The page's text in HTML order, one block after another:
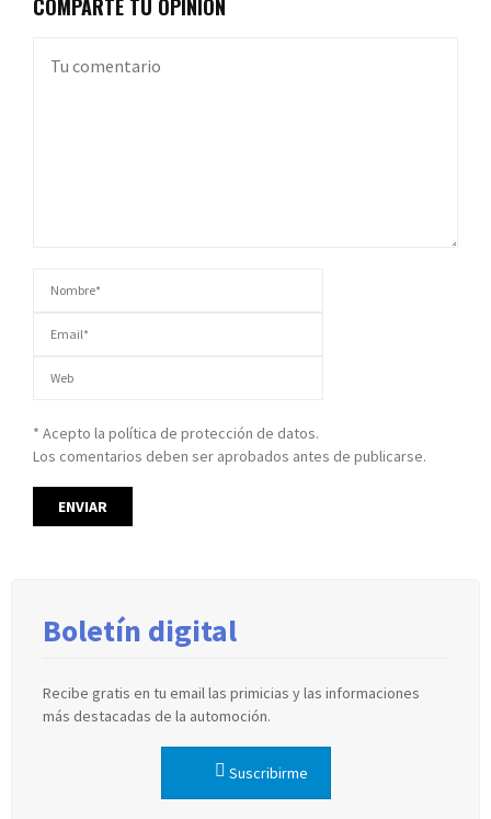
COMPARTE TU OPINIÓN
* Acepto la política de protección de datos.
Los comentarios deben ser aprobados antes de publicarse.
Boletín digital
Recibe gratis en tu email las primicias y las informaciones
más destacadas de la automoción.
Suscribirme